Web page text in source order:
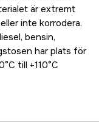
är extremt
inte korrodera.
bensin,
har plats för
till +110°C